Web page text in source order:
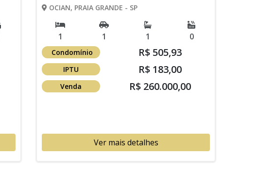
OCIAN, PRAIA GRANDE - SP
1 1 1 0
Condomínio R$ 505,93
IPTU R$ 183,00
Venda R$ 260.000,00
Ver mais detalhes